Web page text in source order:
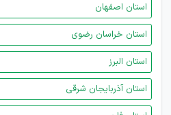
استان اصفهان
استان خراسان رضوی
استان البرز
استان آذربایجان شرقی